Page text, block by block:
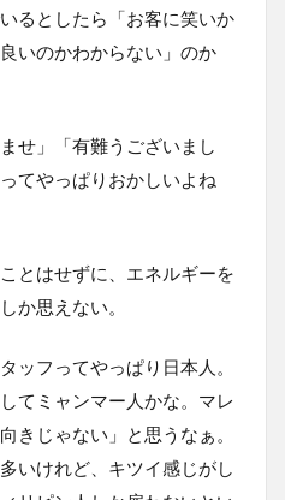
るとしたら「お客に笑いか
いのかわからない」のか
せ」「有難うございまし
てやっぱりおかしいよね
とはせずに、エネルギーを
か思えない。
ッフってやっぱり日本人。
てミャンマー人かな。マレ
きじゃない」と思うなぁ。
いけれど、キツイ感じがし